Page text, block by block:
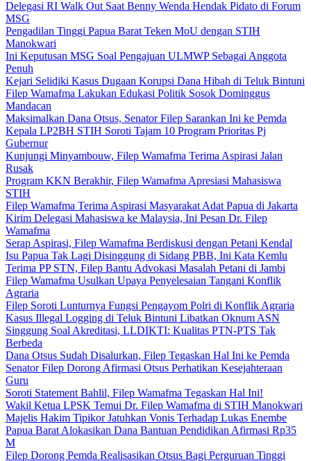
Delegasi RI Walk Out Saat Benny Wenda Hendak Pidato di Forum
MSG
Pengadilan Tinggi Papua Barat Teken MoU dengan STIH
Manokwari
Ini Keputusan MSG Soal Pengajuan ULMWP Sebagai Anggota
Penuh
Kejari Selidiki Kasus Dugaan Korupsi Dana Hibah di Teluk Bintuni
Filep Wamafma Lakukan Edukasi Politik Sosok Dominggus
Mandacan
Maksimalkan Dana Otsus, Senator Filep Sarankan Ini ke Pemda
Kepala LP2BH STIH Soroti Tajam 10 Program Prioritas Pj
Gubernur
Kunjungi Minyambouw, Filep Wamafma Terima Aspirasi Jalan
Rusak
Program KKN Berakhir, Filep Wamafma Apresiasi Mahasiswa
STIH
Filep Wamafma Terima Aspirasi Masyarakat Adat Papua di Jakarta
Kirim Delegasi Mahasiswa ke Malaysia, Ini Pesan Dr. Filep
Wamafma
Serap Aspirasi, Filep Wamafma Berdiskusi dengan Petani Kendal
Isu Papua Tak Lagi Disinggung di Sidang PBB, Ini Kata Kemlu
Terima PP STN, Filep Bantu Advokasi Masalah Petani di Jambi
Filep Wamafma Usulkan Upaya Penyelesaian Tangani Konflik
Agraria
Filep Soroti Lunturnya Fungsi Pengayom Polri di Konflik Agraria
Kasus Illegal Logging di Teluk Bintuni Libatkan Oknum ASN
Singgung Soal Akreditasi, LLDIKTI: Kualitas PTN-PTS Tak
Berbeda
Dana Otsus Sudah Disalurkan, Filep Tegaskan Hal Ini ke Pemda
Senator Filep Dorong Afirmasi Otsus Perhatikan Kesejahteraan
Guru
Soroti Statement Bahlil, Filep Wamafma Tegaskan Hal Ini!
Wakil Ketua LPSK Temui Dr. Filep Wamafma di STIH Manokwari
Majelis Hakim Tipikor Jatuhkan Vonis Terhadap Lukas Enembe
Papua Barat Alokasikan Dana Bantuan Pendidikan Afirmasi Rp35
M
Filep Dorong Pemda Realisasikan Otsus Bagi Perguruan Tinggi